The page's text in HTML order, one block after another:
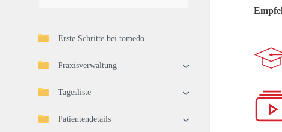
Erste Schritte bei tomedo
Praxisverwaltung
Tagesliste
Patientendetails